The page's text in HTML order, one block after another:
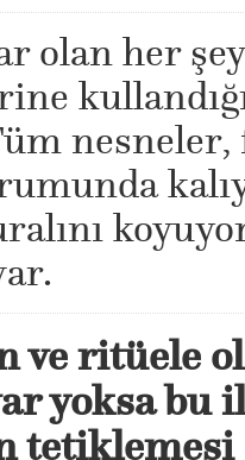
olan her
ve ritüele
yoksa bu
tetiklemesi